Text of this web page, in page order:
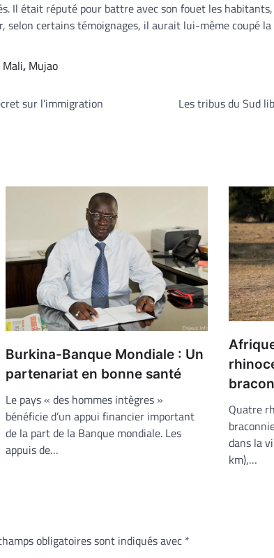
Il était réputé pour battre avec son fouet les
selon certains témoignages, il aurait lui-même coupé
Mali, Mujao
sur l’immigration Les tribus du Sud
Burkina-Banque Mondiale : Un
partenariat en bonne santé
Le pays « des hommes intègres »
bénéficie d’un appui financier important
de la part de la Banque mondiale. Les
appuis de…
Quatre
dans la
km),…
obligatoires sont indiqués avec *